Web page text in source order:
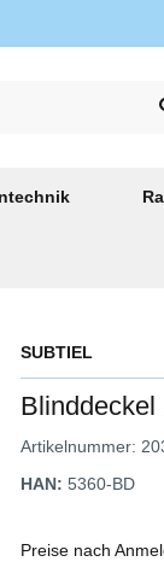
SUBTIEL
Artikelnummer:
HAN: 5360-BD
Preise nach